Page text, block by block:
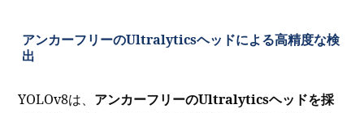
アンカーフリーのUltralyticsヘッドによる高精度な検
出
YOLOv8は、 アンカーフリーのUltralyticsヘッドを採